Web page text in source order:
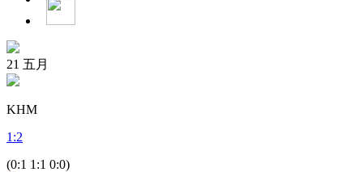
21 五月
KHM
1 :2
(0:1 1:1 0:0)